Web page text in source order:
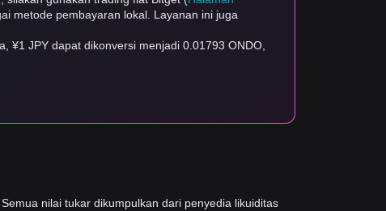
metode pembayaran lokal. Layanan ini juga
¥1 JPY dapat dikonversi menjadi 0.01793 ONDO,
nilai tukar dikumpulkan dari penyedia likuiditas